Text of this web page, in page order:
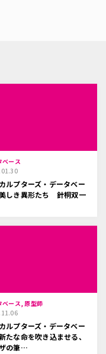
ベース
カルプターズ・データベー
しき異形たち 針桐双一
ベース, 原型師
カルプターズ・データベー
たな命を吹き込ませる、
の筆…